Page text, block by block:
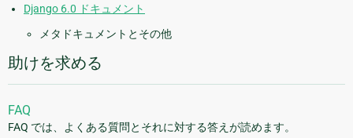
Django 6.0 ドキュメント
メタドキュメントとその他
助けを求める
FAQ
FAQ では、よくある質問とそれに対する答えが読めます。